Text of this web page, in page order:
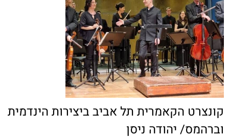
קונצרט הקאמרית תל אביב ביצירות הינדמית
וברהמס/ יהודה ניסן